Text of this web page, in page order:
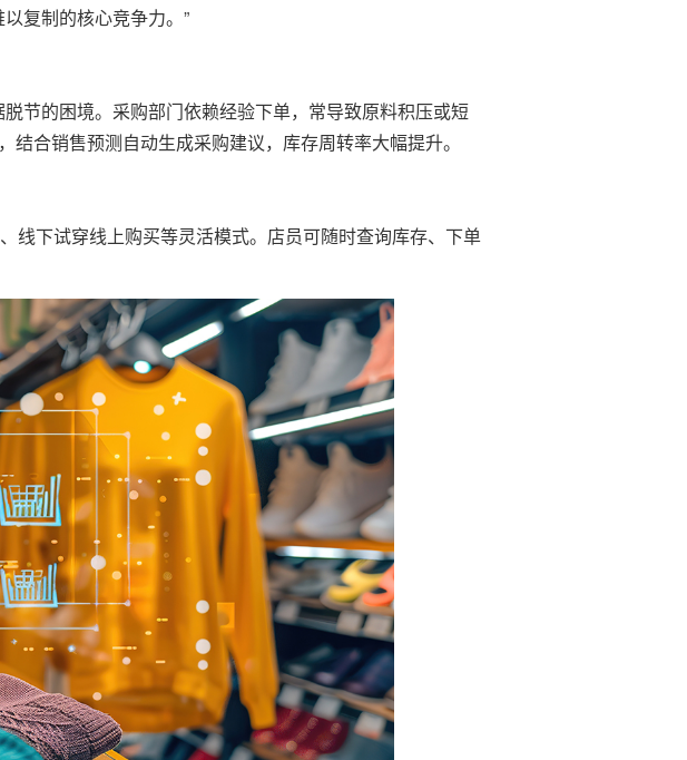
复制的核心竞争力。”
节的困境。采购部门依赖经验下单，常导致原料积压或短
合销售预测自动生成采购建议，库存周转率大幅提升。
线下试穿线上购买等灵活模式。店员可随时查询库存、下单